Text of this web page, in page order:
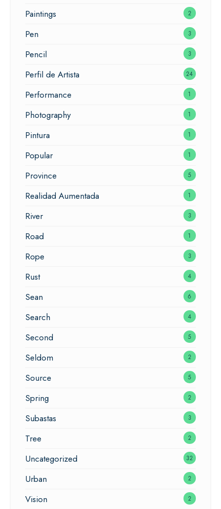
Paintings 2
Pen 3
Pencil 3
Perfil de Artista 24
Performance 1
Photography 1
Pintura 1
Popular 1
Province 5
Realidad Aumentada 1
River 3
Road 1
Rope 3
Rust 4
Sean 6
Search 4
Second 5
Seldom 2
Source 5
Spring 2
Subastas 3
Tree 2
Uncategorized 32
Urban 2
Vision 2